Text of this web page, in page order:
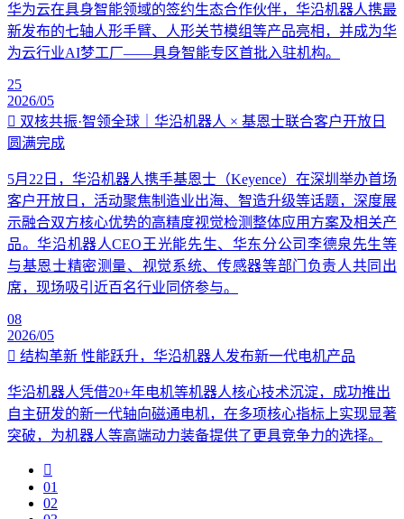
华为云在具身智能领域的签约生态合作伙伴，华沿机器人携最
新发布的七轴人形手臂、人形关节模组等产品亮相，并成为华
为云行业AI梦工厂——具身智能专区首批入驻机构。
25
2026/05
双核共振·智领全球｜华沿机器人 × 基恩士联合客户开放日
圆满完成
5月22日，华沿机器人携手基恩士（Keyence）在深圳举办首场
客户开放日，活动聚焦制造业出海、智造升级等话题，深度展
示融合双方核心优势的高精度视觉检测整体应用方案及相关产
品。华沿机器人CEO王光能先生、华东分公司李德泉先生等
与基恩士精密测量、视觉系统、传感器等部门负责人共同出
席，现场吸引近百名行业同侪参与。
08
2026/05
结构革新 性能跃升，华沿机器人发布新一代电机产品
华沿机器人凭借20+年电机等机器人核心技术沉淀，成功推出
自主研发的新一代轴向磁通电机，在多项核心指标上实现显著
突破，为机器人等高端动力装备提供了更具竞争力的选择。
01
02